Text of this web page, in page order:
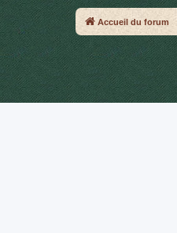
Accueil du forum